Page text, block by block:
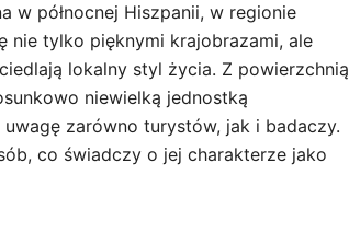
w północnej Hiszpanii, w regionie
nie tylko pięknymi krajobrazami, ale
lokalny styl życia. Z powierzchnią
niewielką jednostką
zarówno turystów, jak i badaczy.
co świadczy o jej charakterze jako